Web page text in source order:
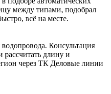
между типами, подобрал
всё на месте.
Консультация
рассчитать длину и
через ТК Деловые линии